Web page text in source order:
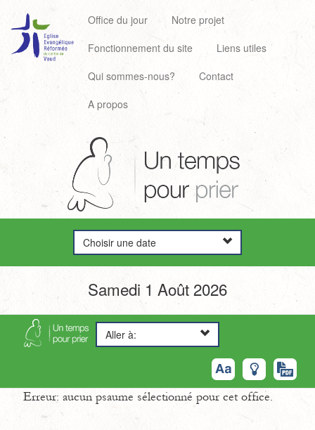
Office du jour
Notre projet
Fonctionnement du site
Liens utiles
Qui sommes-nous?
Contact
A propos
Choisir une date
Samedi 1 Août 2026
Aller à:
Erreur: aucun psaume sélectionné pour cet office.